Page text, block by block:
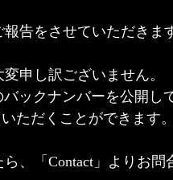
告をさせていただきま
申し訳ございません。
ックナンバーを公開し
ただくことができます。
、「Contact」よりお